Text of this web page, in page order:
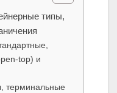
типы,
и
терминальные